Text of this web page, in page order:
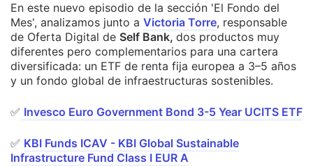
En este nuevo episodio de la sección 'El Fondo del
Mes', analizamos junto a Victoria Torre, responsable
de Oferta Digital de Self Bank, dos productos muy
diferentes pero complementarios para una cartera
diversificada: un ETF de renta fija europea a 3–5 años
y un fondo global de infraestructuras sostenibles.
✅ Invesco Euro Government Bond 3-5 Year UCITS ETF
✅ KBI Funds ICAV - KBI Global Sustainable
Infrastructure Fund Class I EUR A